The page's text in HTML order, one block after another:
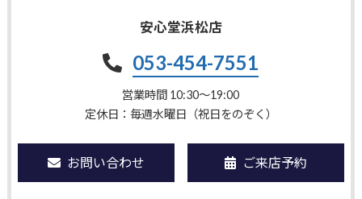
安心堂浜松店
053-454-7551
営業時間 10:30〜19:00
定休日：毎週水曜日（祝日をのぞく）
お問い合わせ ご来店予約